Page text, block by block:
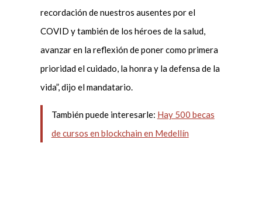
recordación de nuestros ausentes por el
COVID y también de los héroes de la salud,
avanzar en la reflexión de poner como primera
prioridad el cuidado, la honra y la defensa de la
vida”, dijo el mandatario.
También puede interesarle: Hay 500 becas
de cursos en blockchain en Medellín